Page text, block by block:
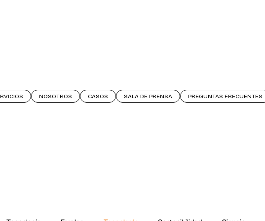
NOSOTROS CASOS SALA DE PRENSA PREGUNTAS FRECUENTES